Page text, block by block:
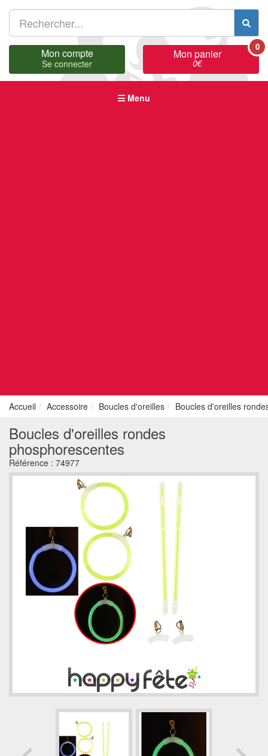
Mon compte
Se connecter
Mon panier
0€
0
Menu
Accueil Accessoire Boucles d'oreilles Boucles d'oreilles
Boucles d'oreilles rondes
phosphorescentes
Référence : 74977